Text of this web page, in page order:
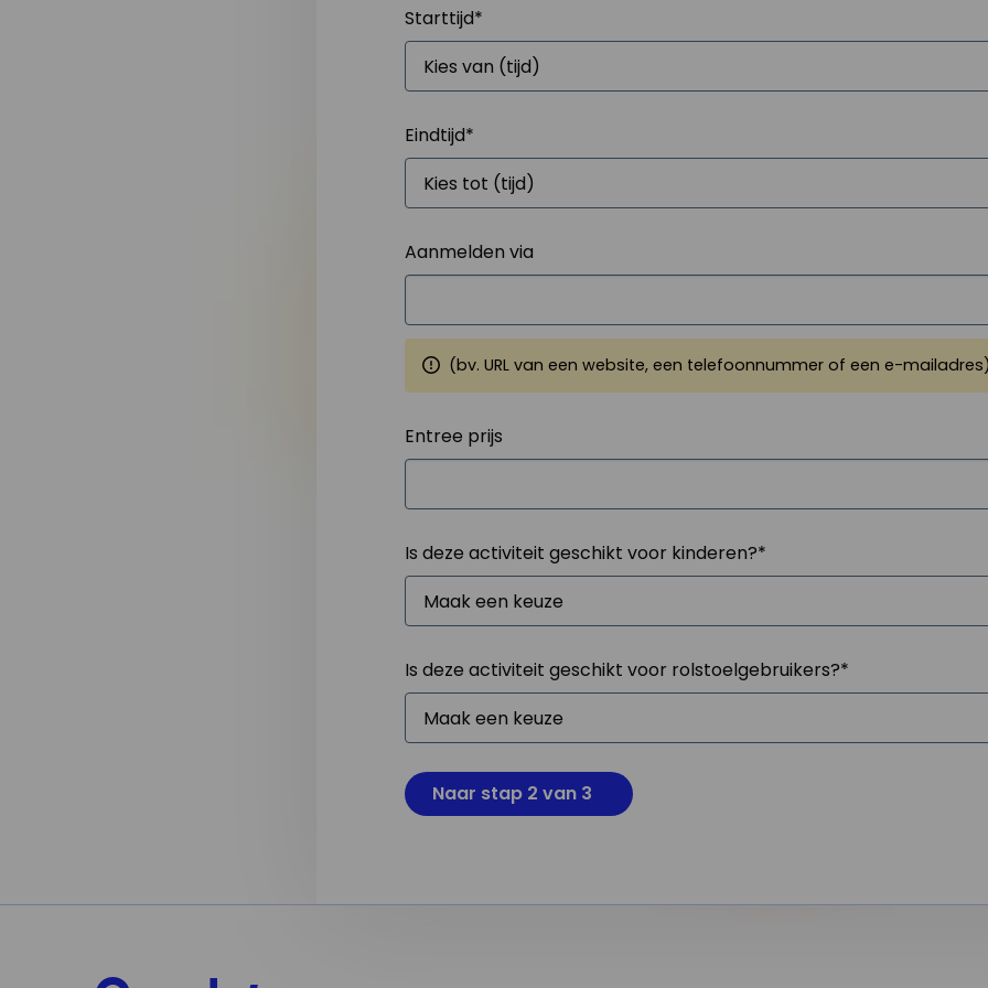
Starttijd*
Eindtijd*
Aanmelden via
(bv. URL van een website, een telefoonnummer of een e-
Entree prijs
Is deze activiteit geschikt voor kinderen?*
Is deze activiteit geschikt voor rolstoelgebruikers?*